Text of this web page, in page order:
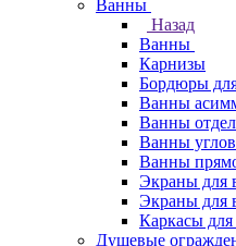
Ванны
Назад
Ванны
Карнизы
Бордюры
Ванны
Ванны
Ванны
Ванны
Экраны для
Экраны для
Каркасы для
Душевые